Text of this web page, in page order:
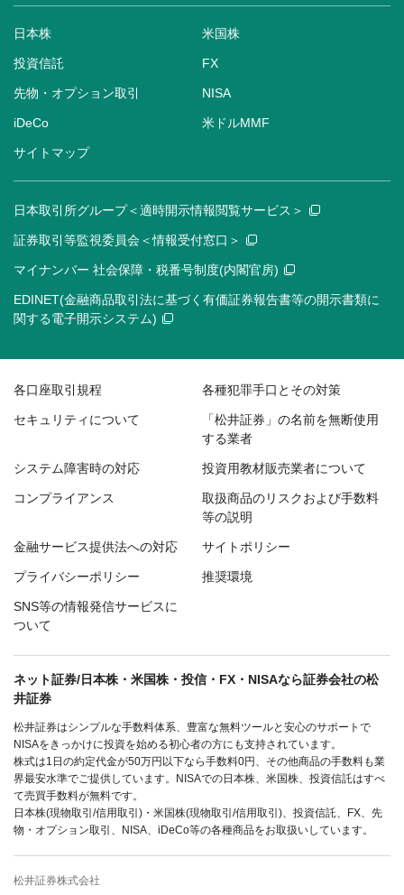
日本株 米国株
投資信託 FX
先物・オプション取引 NISA
iDeCo 米ドルMMF
サイトマップ
日本取引所グループ＜適時開示情報閲覧サービス＞
証券取引等監視委員会＜情報受付窓口＞
マイナンバー 社会保障・税番号制度(内閣官房)
EDINET(金融商品取引法に基づく有価証券報告書等の開示書類に
関する電子開示システム)
各口座取引規程 各種犯罪手口とその対策
セキュリティについて
「松井証券」の名前を無断使用
する業者
システム障害時の対応 投資用教材販売業者について
コンプライアンス
取扱商品のリスクおよび手数料
等の説明
金融サービス提供法への対応 サイトポリシー
プライバシーポリシー 推奨環境
SNS等の情報発信サービスに
ついて
ネット証券/日本株・米国株・投信・FX・NISAなら証券会社の松
井証券
松井証券はシンプルな手数料体系、豊富な無料ツールと安心のサポートで
NISAをきっかけに投資を始める初心者の方にも支持されています。
株式は1日の約定代金が50万円以下なら手数料0円、その他商品の手数料も業
界最安水準でご提供しています。NISAでの日本株、米国株、投資信託はすべ
て売買手数料が無料です。
日本株(現物取引/信用取引)・米国株(現物取引/信用取引)、投資信託、FX、先
物・オプション取引、NISA、iDeCo等の各種商品をお取扱いしています。
松井証券株式会社